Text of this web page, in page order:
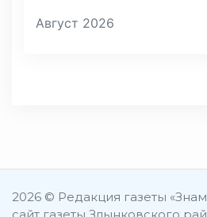
Август 2026
2026 © Редакция газеты
сайт газеты Злынковского